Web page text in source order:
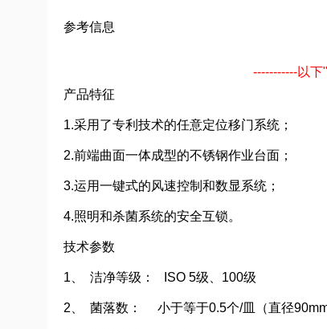
参考信息
-----------以
产品特征
1.采用了专利技术的任意定位移门系统；
2.前端曲面一体成型的不锈钢作业台面；
3.运用一键式的风速控制和数显系统；
4.照明和杀菌系统的安全互锁。
技术参数
1、 洁净等级： ISO 5级、100级
2、 菌落数： 小于等于0.5个/皿（直径